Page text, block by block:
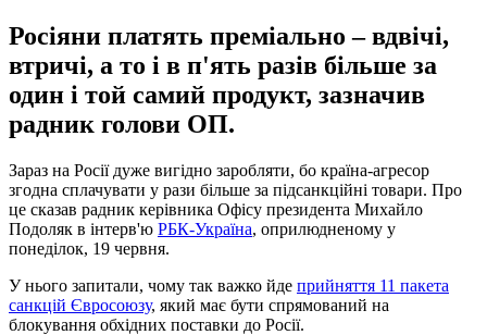
Росіяни платять преміально – вдвічі,
втричі, а то і в п'ять разів більше за
один і той самий продукт, зазначив
радник голови ОП.
Зараз на Росії дуже вигідно заробляти, бо країна-агресор
згодна сплачувати у рази більше за підсанкційні товари. Про
це сказав радник керівника Офісу президента Михайло
Подоляк в інтерв'ю РБК-Україна, оприлюдненому у
понеділок, 19 червня.
У нього запитали, чому так важко йде прийняття 11 пакета
санкцій Євросоюзу, який має бути спрямований на
блокування обхідних поставки до Росії.